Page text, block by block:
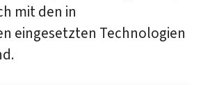
mit den in
eingesetzten Technologien